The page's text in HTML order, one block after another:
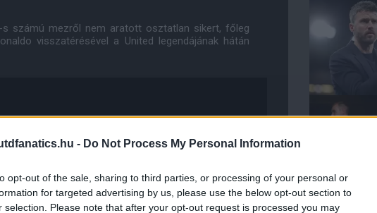
- Do Not Process My Personal Information
opt-out of the sale, sharing to third parties, or processing of your personal or
for targeted advertising by us, please use the below opt-out section to
selection. Please note that after your opt-out request is processed you may
számú mezről nem aratott osztatlan sikert, főleg
visszatérésével a United legendájának hátán